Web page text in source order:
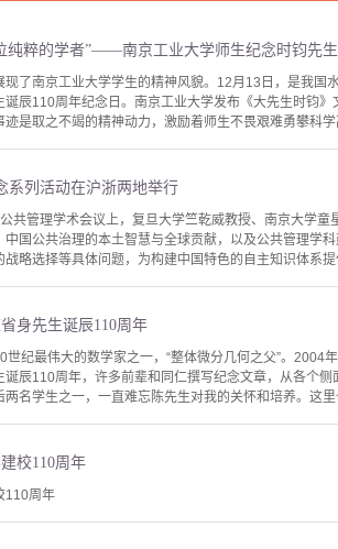
纯粹的学者”——南京工业大学师生纪念时钧先
了南京工业大学学生的精神风貌。12月13日，是我
辰110周年纪念日。南京工业大学发布《大先生时钧
是取之不竭的精神动力，激励着师生不畏艰难勇攀科学
系列活动在沪浙两地举行
共管理学术会议上，复旦大学竺乾威教授、南京大学
中国公共治理的本土智慧与全球贡献，以及公共管理学
略选择等具体问题，为构建中国特色的自主知识体系提
身先生诞辰110周年
纪最伟大的数学家之一，“整体微分几何之父”。2004
辰110周年，许多前辈和同仁撰写纪念文章，从各个
名学生之一，一直难忘陈先生对我的关怀和培养。这
校110周年
110周年